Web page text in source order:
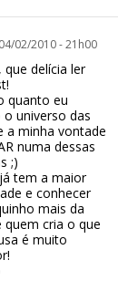
04/02/2010 - 21h00
que delícia ler
quanto eu
universo das
a minha vontade
numa dessas
;)
tem a maior
e conhecer
mais da
quem cria o que
é muito